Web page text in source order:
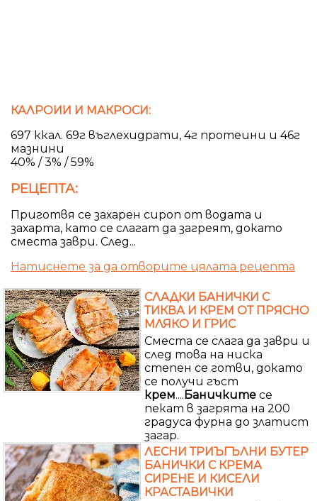
КАЛРОИИ И МАКРОСИ:
697 ккал. 69г въглехидрати, 4г протеини и 46г
мазнини
40% / 3% / 59%
РЕЦЕПТА:
Приготвя се захарен сироп от водата и
захарта, като се слагат да загреят, докато
сместа заври. След...
Натиснете за да отворите цялата рецепта
СЛАДКИ БАНИЧКИ С
ТИКВА И КРЕМ ОТ ПРЯСНО
МЛЯКО И ГРИС
Сместа се слага да заври и
след това на ниска
степен се готви, докато
се получи гъст
крем....Баничките се
пекат в загрята на 200
градуса фурна до златист
загар.
ЛЕСНИ ТРИЪГЪЛНИ БУТЕР
БАНИЧКИ С КРЕМА
СИРЕНЕ И КИСЕЛИ
КРАСТАВИЧКИ